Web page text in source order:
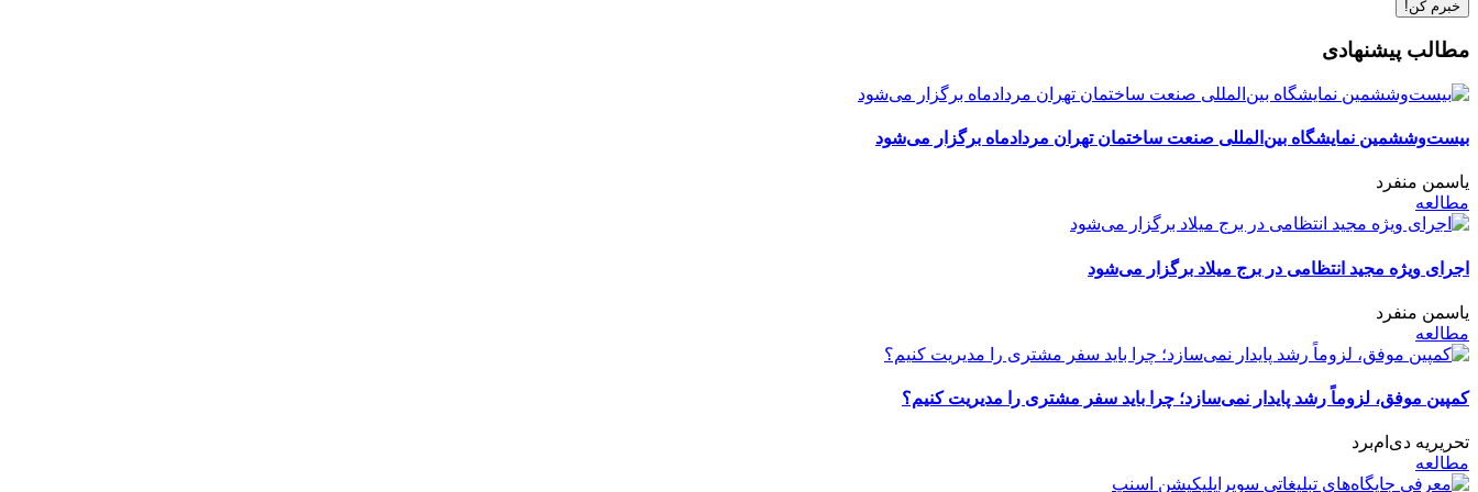
مطالب پیشنهادی
بیست‌وششمین نمایشگاه بین‌المللی صنعت ساختمان تهران مردادماه برگزار می‌شود
یاسمن منفرد
مطالعه
اجرای ویژه مجید انتظامی در برج میلاد برگزار می‌شود
یاسمن منفرد
مطالعه
کمپین موفق، لزوماً رشد پایدار نمی‌سازد؛ چرا باید سفر مشتری را مدیریت کنیم؟
تحریریه دی‌ام‌برد
مطالعه